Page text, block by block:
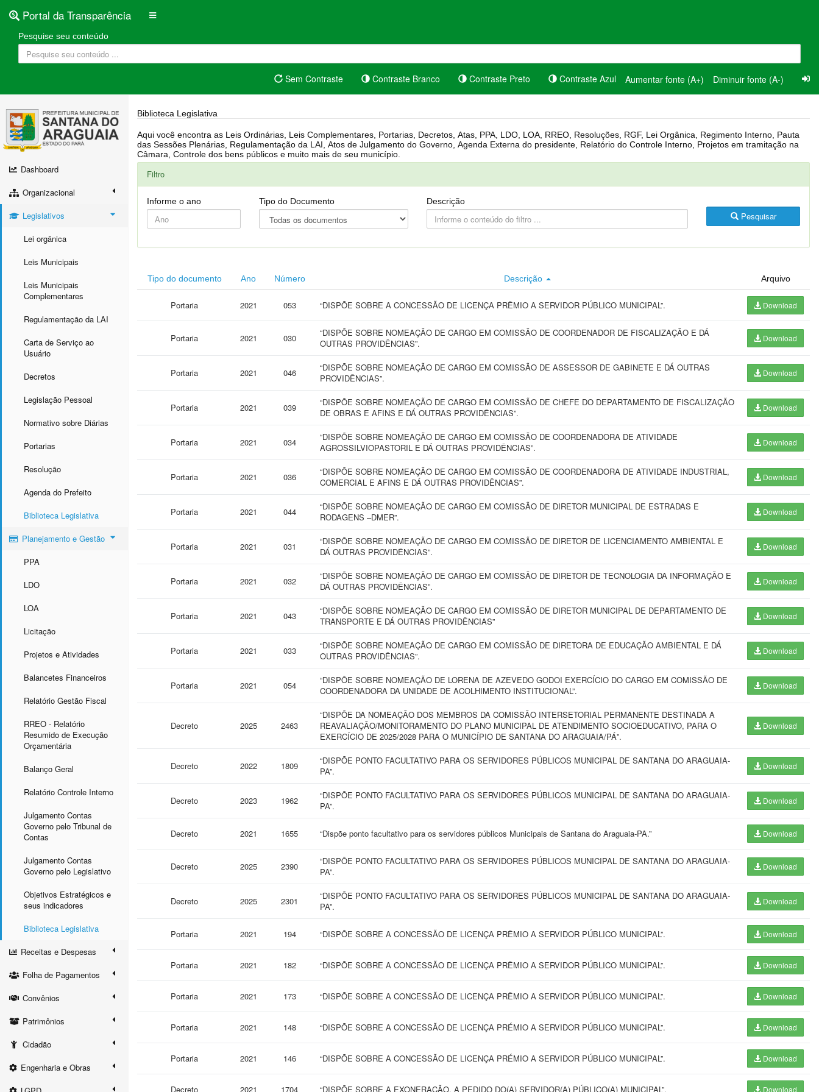
Portal da Transparência
Pesquise seu conteúdo
Sem Contraste Contraste Branco Contraste Preto Contraste Azul Aumentar fonte (A+) Diminuir fonte (A-)
Dashboard
Organizacional
Legislativos
Lei orgânica
Leis Municipais
Leis Municipais
Complementares
Regulamentação da LAI
Carta de Serviço ao
Usuário
Decretos
Legislação Pessoal
Normativo sobre Diárias
Portarias
Resolução
Agenda do Prefeito
Biblioteca Legislativa
Planejamento e Gestão
PPA
LDO
LOA
Licitação
Projetos e Atividades
Balancetes Financeiros
Relatório Gestão Fiscal
RREO - Relatório
Resumido de Execução
Orçamentária
Balanço Geral
Relatório Controle Interno
Julgamento Contas
Governo pelo Tribunal de
Contas
Julgamento Contas
Governo pelo Legislativo
Objetivos Estratégicos e
seus indicadores
Biblioteca Legislativa
Receitas e Despesas
Folha de Pagamentos
Convênios
Patrimônios
Cidadão
Engenharia e Obras
Biblioteca Legislativa
Aqui você encontra as Leis Ordinárias, Leis Complementares, Portarias, Decretos, Atas, PPA, LDO, LOA, RREO, Resoluções, RGF, Lei Orgânica, Regimento Interno, Pauta
das Sessões Plenárias, Regulamentação da LAI, Atos de Julgamento do Governo, Agenda Externa do presidente, Relatório do Controle Interno, Projetos em tramitação na
Câmara, Controle dos bens públicos e muito mais de seu município.
Filtro
Informe o ano Tipo do Documento Descrição
Pesquisar
Tipo do documento Ano Número Descrição Arquivo
Portaria 2021 053 “DISPÕE SOBRE A CONCESSÃO DE LICENÇA PRÊMIO A SERVIDOR PÚBLICO MUNICIPAL”. Download
Portaria 2021 030
“DISPÕE SOBRE NOMEAÇÃO DE CARGO EM COMISSÃO DE COORDENADOR DE FISCALIZAÇÃO E DÁ
OUTRAS PROVIDÊNCIAS”.
Download
Portaria 2021 046
“DISPÕE SOBRE NOMEAÇÃO DE CARGO EM COMISSÃO DE ASSESSOR DE GABINETE E DÁ OUTRAS
PROVIDÊNCIAS”.
Download
Portaria 2021 039
“DISPÕE SOBRE NOMEAÇÃO DE CARGO EM COMISSÃO DE CHEFE DO DEPARTAMENTO DE FISCALIZAÇÃO
DE OBRAS E AFINS E DÁ OUTRAS PROVIDÊNCIAS”.
Download
Portaria 2021 034
“DISPÕE SOBRE NOMEAÇÃO DE CARGO EM COMISSÃO DE COORDENADORA DE ATIVIDADE
AGROSSILVIOPASTORIL E DÁ OUTRAS PROVIDÊNCIAS”.
Download
Portaria 2021 036
“DISPÕE SOBRE NOMEAÇÃO DE CARGO EM COMISSÃO DE COORDENADORA DE ATIVIDADE INDUSTRIAL,
COMERCIAL E AFINS E DÁ OUTRAS PROVIDÊNCIAS”.
Download
Portaria 2021 044
“DISPÕE SOBRE NOMEAÇÃO DE CARGO EM COMISSÃO DE DIRETOR MUNICIPAL DE ESTRADAS E
RODAGENS –DMER”.
Download
Portaria 2021 031
“DISPÕE SOBRE NOMEAÇÃO DE CARGO EM COMISSÃO DE DIRETOR DE LICENCIAMENTO AMBIENTAL E
DÁ OUTRAS PROVIDÊNCIAS”.
Download
Portaria 2021 032
“DISPÕE SOBRE NOMEAÇÃO DE CARGO EM COMISSÃO DE DIRETOR DE TECNOLOGIA DA INFORMAÇÃO E
DÁ OUTRAS PROVIDÊNCIAS”.
Download
Portaria 2021 043
“DISPÕE SOBRE NOMEAÇÃO DE CARGO EM COMISSÃO DE DIRETOR MUNICIPAL DE DEPARTAMENTO DE
TRANSPORTE E DÁ OUTRAS PROVIDÊNCIAS”
Download
Portaria 2021 033
“DISPÕE SOBRE NOMEAÇÃO DE CARGO EM COMISSÃO DE DIRETORA DE EDUCAÇÃO AMBIENTAL E DÁ
OUTRAS PROVIDÊNCIAS”.
Download
Portaria 2021 054
“DISPÕE SOBRE NOMEAÇÃO DE LORENA DE AZEVEDO GODOI EXERCÍCIO DO CARGO EM COMISSÃO DE
COORDENADORA DA UNIDADE DE ACOLHIMENTO INSTITUCIONAL”.
Download
Decreto 2025 2463
“DISPÕE DA NOMEAÇÃO DOS MEMBROS DA COMISSÃO INTERSETORIAL PERMANENTE DESTINADA A
REAVALIAÇÃO/MONITORAMENTO DO PLANO MUNICIPAL DE ATENDIMENTO SOCIOEDUCATIVO, PARA O
EXERCÍCIO DE 2025/2028 PARA O MUNICÍPIO DE SANTANA DO ARAGUAIA/PÁ”.
Download
Decreto 2022 1809
“DISPÕE PONTO FACULTATIVO PARA OS SERVIDORES PÚBLICOS MUNICIPAL DE SANTANA DO ARAGUAIA-
PA”.
Download
Decreto 2023 1962
“DISPÕE PONTO FACULTATIVO PARA OS SERVIDORES PÚBLICOS MUNICIPAL DE SANTANA DO ARAGUAIA-
PA”.
Download
Decreto 2021 1655 “Dispõe ponto facultativo para os servidores públicos Municipais de Santana do Araguaia-PA.” Download
Decreto 2025 2390
“DISPÕE PONTO FACULTATIVO PARA OS SERVIDORES PÚBLICOS MUNICIPAL DE SANTANA DO ARAGUAIA-
PA”.
Download
Decreto 2025 2301
“DISPÕE PONTO FACULTATIVO PARA OS SERVIDORES PÚBLICOS MUNICIPAL DE SANTANA DO ARAGUAIA-
PA”.
Download
Portaria 2021 194 “DISPÕE SOBRE A CONCESSÃO DE LICENÇA PRÊMIO A SERVIDOR PÚBLICO MUNICIPAL”. Download
Portaria 2021 182 “DISPÕE SOBRE A CONCESSÃO DE LICENÇA PRÊMIO A SERVIDOR PÚBLICO MUNICIPAL”. Download
Portaria 2021 173 “DISPÕE SOBRE A CONCESSÃO DE LICENÇA PRÊMIO A SERVIDOR PÚBLICO MUNICIPAL”. Download
Portaria 2021 148 “DISPÕE SOBRE A CONCESSÃO DE LICENÇA PRÉMIO A SERVIDOR PÚBLICO MUNICIPAL”. Download
Portaria 2021 146 “DISPÕE SOBRE A CONCESSÃO DE LICENÇA PRÉMIO A SERVIDOR PÚBLICO MUNICIPAL”. Download
Decreto 2021 1704 “DISPÕE SOBRE A EXONERAÇÃO, A PEDIDO DO(A) SERVIDOR(A) PÚBLICO(A) MUNICIPAL”. Download